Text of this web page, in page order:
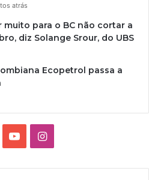
atrás
para o BC não cortar a
diz Solange Srour, do UBS
Ecopetrol passa a
YouTubeInstagram